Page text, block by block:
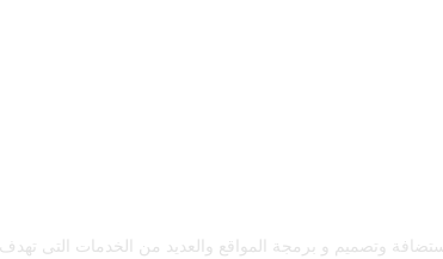
و برمجة المواقع والعديد من الخدمات التى تهدف